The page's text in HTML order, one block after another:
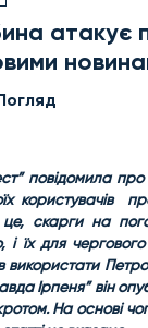
атакує
повідомила
користувачів
це, скарги на
їх для чергового
використати
Ірпеня” він
На основі